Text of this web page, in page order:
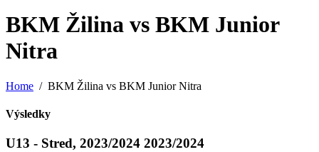
BKM Žilina vs BKM Junior
Nitra
Home BKM Žilina vs BKM Junior Nitra
Výsledky
U13 - Stred, 2023/2024 2023/2024